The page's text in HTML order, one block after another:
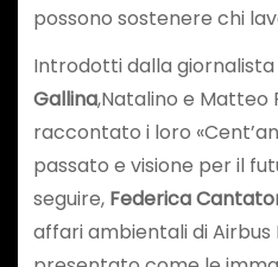
possono sostenere chi
Introdotti dalla giornalista
Gallina,Natalino e Matteo
raccontato i loro
passato e visione per il
seguire,Federica
affari ambientali di Airbus